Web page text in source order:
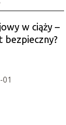
w ciąży –
bezpieczny?
01